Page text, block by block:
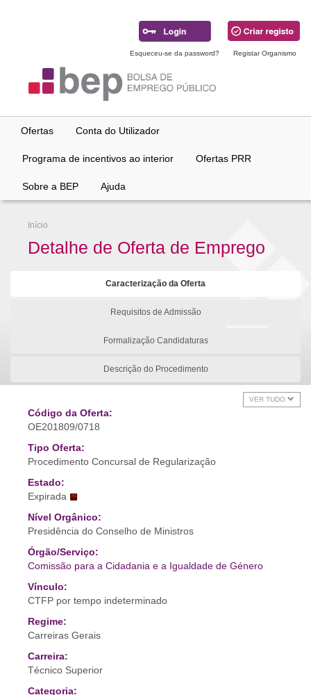
Esqueceu-se da password? Registar Organismo
Ofertas Conta do Utilizador
Programa de incentivos ao interior Ofertas PRR
Sobre a BEP Ajuda
Início
Detalhe de Oferta de Emprego
Caracterização da Oferta
Requisitos de Admissão
Formalização Candidaturas
Descrição do Procedimento
VER TUDO
Código da Oferta:
OE201809/0718
Tipo Oferta:
Procedimento Concursal de Regularização
Estado:
Expirada
Nível Orgânico:
Presidência do Conselho de Ministros
Órgão/Serviço:
Comissão para a Cidadania e a Igualdade de Género
Vínculo:
CTFP por tempo indeterminado
Regime:
Carreiras Gerais
Carreira:
Técnico Superior
Categoria: